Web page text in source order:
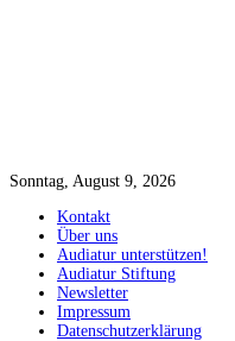
Sonntag, August 9, 2026
Kontakt
Über uns
Audiatur unterstützen!
Audiatur Stiftung
Newsletter
Impressum
Datenschutzerklärung